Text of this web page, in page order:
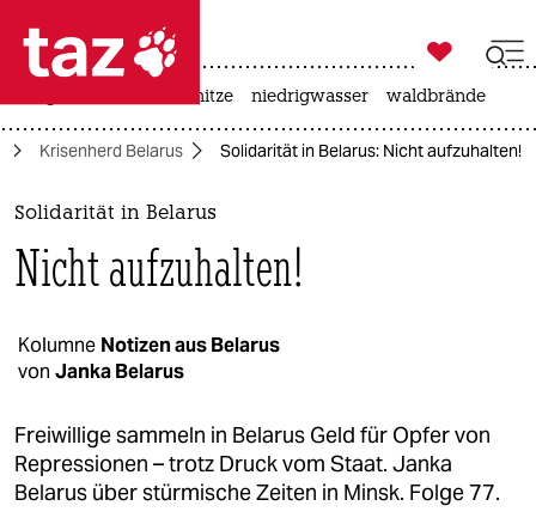
 taz zahl ich
taz zahl ich
themen
politik
gesellschaft
kultur
sport

taz zahl ich
hitze niedrigwasser waldbrände
Krisenherd Belarus Solidarität in Belarus: Nicht aufzuhalten!
Solidarität in Belarus
Nicht aufzuhalten!
Kolumne Notizen aus Belarus
von Janka Belarus
Freiwillige sammeln in Belarus Geld für Opfer von
Repressionen – trotz Druck vom Staat. Janka
Belarus über stürmische Zeiten in Minsk. Folge 77.